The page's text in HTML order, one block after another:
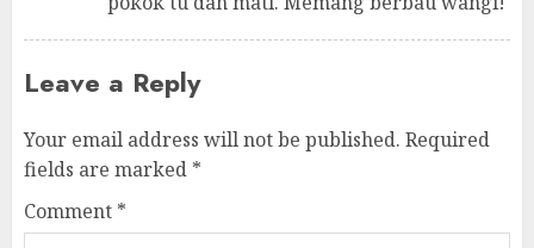
Leave a Reply
Your email address will not be published. Required
fields are marked *
Comment *